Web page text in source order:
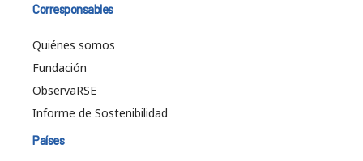
Corresponsables
Quiénes somos
Fundación
ObservaRSE
Informe de Sostenibilidad
Países